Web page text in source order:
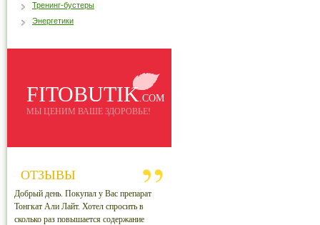
Тренинг-бустеры
Энергетики
FITOBUTIK.COM
МЫ ЦЕНИМ ВАШЕ ЗДОРОВЬЕ!
ОТЗЫВЫ
Добрый день. Покупал у Вас препарат
Тонгкат Али Лайт. Хотел спросить в
сколько раз повышается содержание